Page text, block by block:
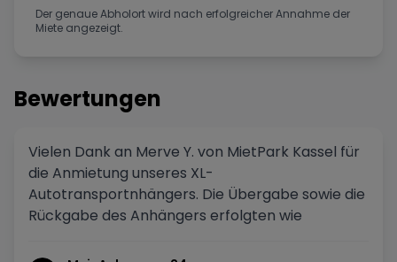
Der genaue Abholort wird nach erfolgreicher Annahme der
Miete angezeigt.
Bewertungen
Vielen Dank an Merve Y. von MietPark Kassel für
die Anmietung unseres XL-
Autotransportnhängers. Die Übergabe sowie die
Rückgabe des Anhängers erfolgten wie